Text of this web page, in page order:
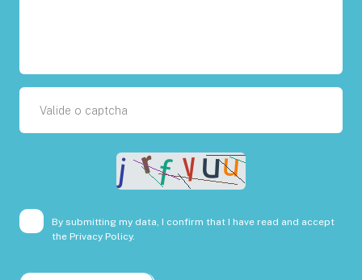
By submitting my data, I confirm that I have read and accept
the Privacy Policy.